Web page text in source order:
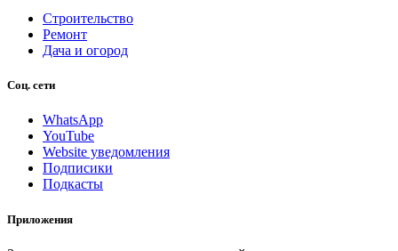
Строительство
Ремонт
Дача и огород
Соц. сети
WhatsApp
YouTube
Website уведомления
Подписики
Подкасты
Приложения